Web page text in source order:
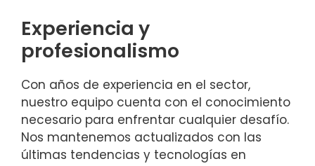
Experiencia y
profesionalismo
Con años de experiencia en el sector,
nuestro equipo cuenta con el conocimiento
necesario para enfrentar cualquier desafío.
Nos mantenemos actualizados con las
últimas tendencias y tecnologías en